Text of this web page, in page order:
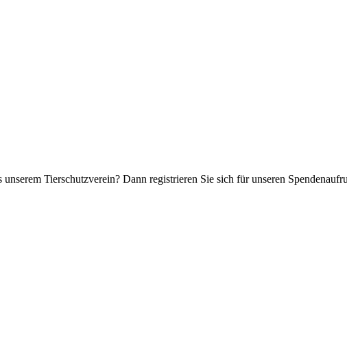
Tierschutzverein? Dann registrieren Sie sich für unseren